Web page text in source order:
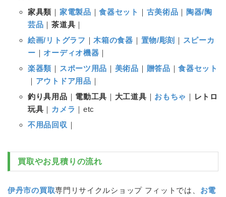
家具類 ｜ 家電製品 ｜食器セット ｜ 古美術品 ｜ 陶器/陶
芸品 ｜茶道具 ｜
絵画/リトグラフ ｜木箱の食器 ｜ 置物/彫刻 ｜ スピーカ
ー ｜ オーディオ機器 ｜
楽器類 ｜ スポーツ用品 ｜ 美術品 ｜ 贈答品 ｜食器セット
｜ アウトドア用品 ｜
釣り具用品 ｜ 電動工具 ｜ 大工道具 ｜ おもちゃ ｜ レトロ
玩具 ｜ カメラ ｜etc
不用品回収 ｜
買取やお見積りの流れ
伊丹市の買取専門リサイクルショップ フィットでは、 お電